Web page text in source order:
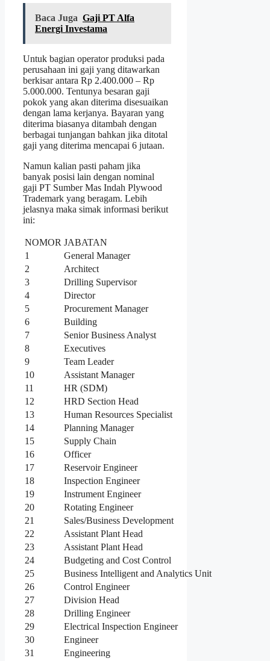
Baca Juga Gaji PT Alfa
Energi Investama
Untuk bagian operator produksi pada
perusahaan ini gaji yang ditawarkan
berkisar antara Rp 2.400.000 – Rp
5.000.000. Tentunya besaran gaji
pokok yang akan diterima disesuaikan
dengan lama kerjanya. Bayaran yang
diterima biasanya ditambah dengan
berbagai tunjangan bahkan jika ditotal
gaji yang diterima mencapai 6 jutaan.
Namun kalian pasti paham jika
banyak posisi lain dengan nominal
gaji PT Sumber Mas Indah Plywood
Trademark yang beragam. Lebih
jelasnya maka simak informasi berikut
ini:
NOMOR JABATAN
1
General Manager
2
Architect
3
Drilling Supervisor
4
Director
5
Procurement Manager
6
Building
7
Senior Business Analyst
8
Executives
9
Team Leader
10
Assistant Manager
11
HR (SDM)
12
HRD Section Head
13
Human Resources Specialist
14
Planning Manager
15
Supply Chain
16
Officer
17
Reservoir Engineer
18
Inspection Engineer
19
Instrument Engineer
20
Rotating Engineer
21
Sales/Business Development
22
Assistant Plant Head
23
Assistant Plant Head
24
Budgeting and Cost Control
25
Business Intelligent and Analytics Unit
26
Control Engineer
27
Division Head
28
Drilling Engineer
29
Electrical Inspection Engineer
30
Engineer
31
Engineering